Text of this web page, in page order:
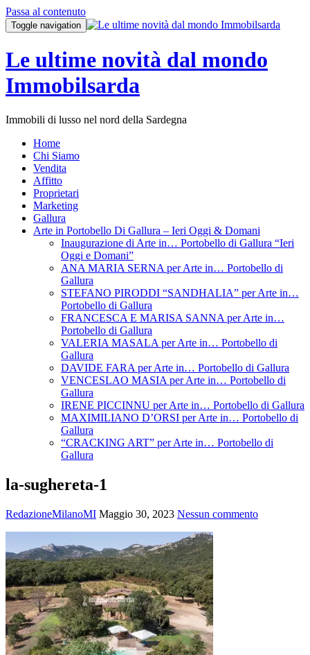
Passa al contenuto
Toggle navigation
Le ultime novità dal mondo
Immobilsarda
Immobili di lusso nel nord della Sardegna
Home
Chi Siamo
Vendita
Affitto
Proprietari
Marketing
Gallura
Arte in Portobello Di Gallura – Ieri Oggi & Domani
Inaugurazione di Arte in… Portobello di Gallura “Ieri
Oggi e Domani”
ANA MARIA SERNA per Arte in… Portobello di
Gallura
STEFANO PIRODDI “SANDHALIA” per Arte in…
Portobello di Gallura
FRANCESCA E MARISA SANNA per Arte in…
Portobello di Gallura
VALERIA MASALA per Arte in… Portobello di
Gallura
DAVIDE FARA per Arte in… Portobello di Gallura
VENCESLAO MASIA per Arte in… Portobello di
Gallura
IRENE PICCINNU per Arte in… Portobello di Gallura
MAXIMILIANO D’ORSI per Arte in… Portobello di
Gallura
“CRACKING ART” per Arte in… Portobello di
Gallura
la-sughereta-1
RedazioneMilanoMI Maggio 30, 2023 Nessun commento